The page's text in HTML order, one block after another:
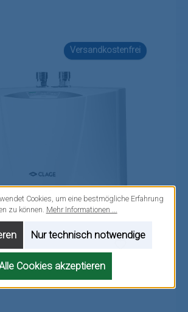
Versandkostenfrei
Cookies, um eine bestmögliche Erfahrung
zu können. Mehr Informationen ...
Nur technisch notwendige
Cookies akzeptieren